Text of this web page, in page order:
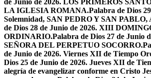
de Junio de 2026. LOS PRIMEROS
LA IGLESIA ROMANA.Palabra de Dios
Solemnidad, SAN PEDRO Y SAN PABLO,
de Dios 28 de Junio de 2026. XIII
ORDINARIO.Palabra de Dios 27 de Junio
SEÑORA DEL PERPETUO SOCORRO.
de Junio de 2026. Viernes XII de Tiempo
Dios 25 de Junio de 2026. Jueves XII de
alegría de evangelizar conforme en Cristo